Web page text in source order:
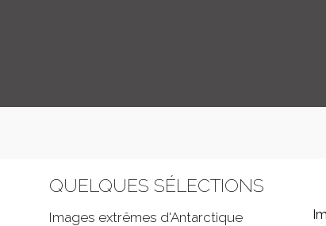
QUELQUES SÉLECTIONS
Images extrêmes d'Antarctique